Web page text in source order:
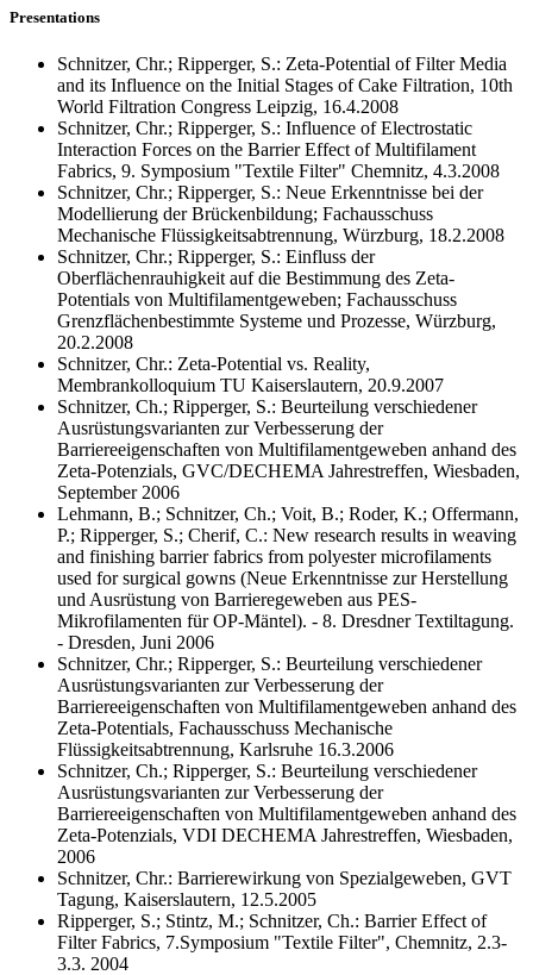
Presentations
Schnitzer, Chr.; Ripperger, S.: Zeta-Potential of Filter Media
and its Influence on the Initial Stages of Cake Filtration, 10th
World Filtration Congress Leipzig, 16.4.2008
Schnitzer, Chr.; Ripperger, S.: Influence of Electrostatic
Interaction Forces on the Barrier Effect of Multifilament
Fabrics, 9. Symposium "Textile Filter" Chemnitz, 4.3.2008
Schnitzer, Chr.; Ripperger, S.: Neue Erkenntnisse bei der
Modellierung der Brückenbildung; Fachausschuss
Mechanische Flüssigkeitsabtrennung, Würzburg, 18.2.2008
Schnitzer, Chr.; Ripperger, S.: Einfluss der
Oberflächenrauhigkeit auf die Bestimmung des Zeta-
Potentials von Multifilamentgeweben; Fachausschuss
Grenzflächenbestimmte Systeme und Prozesse, Würzburg,
20.2.2008
Schnitzer, Chr.: Zeta-Potential vs. Reality,
Membrankolloquium TU Kaiserslautern, 20.9.2007
Schnitzer, Ch.; Ripperger, S.: Beurteilung verschiedener
Ausrüstungsvarianten zur Verbesserung der
Barriereeigenschaften von Multifilamentgeweben anhand des
Zeta-Potenzials, GVC/DECHEMA Jahrestreffen, Wiesbaden,
September 2006
Lehmann, B.; Schnitzer, Ch.; Voit, B.; Roder, K.; Offermann,
P.; Ripperger, S.; Cherif, C.: New research results in weaving
and finishing barrier fabrics from polyester microfilaments
used for surgical gowns (Neue Erkenntnisse zur Herstellung
und Ausrüstung von Barrieregeweben aus PES-
Mikrofilamenten für OP-Mäntel). - 8. Dresdner Textiltagung.
- Dresden, Juni 2006
Schnitzer, Chr.; Ripperger, S.: Beurteilung verschiedener
Ausrüstungsvarianten zur Verbesserung der
Barriereeigenschaften von Multifilamentgeweben anhand des
Zeta-Potentials, Fachausschuss Mechanische
Flüssigkeitsabtrennung, Karlsruhe 16.3.2006
Schnitzer, Ch.; Ripperger, S.: Beurteilung verschiedener
Ausrüstungsvarianten zur Verbesserung der
Barriereeigenschaften von Multifilamentgeweben anhand des
Zeta-Potenzials, VDI DECHEMA Jahrestreffen, Wiesbaden,
2006
Schnitzer, Chr.: Barrierewirkung von Spezialgeweben, GVT
Tagung, Kaiserslautern, 12.5.2005
Ripperger, S.; Stintz, M.; Schnitzer, Ch.: Barrier Effect of
Filter Fabrics, 7.Symposium "Textile Filter", Chemnitz, 2.3-
3.3. 2004